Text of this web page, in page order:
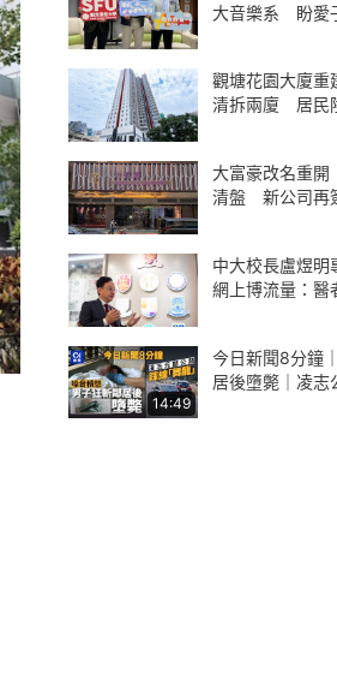
大音樂系 盼愛
觀塘花園大廈
清拆兩廈 居民
大富豪改名重
清盤 新公司再
中大校長盧煜明
網上博流量：醫
14:49
今日新聞8分鐘
居後墮斃｜凌志